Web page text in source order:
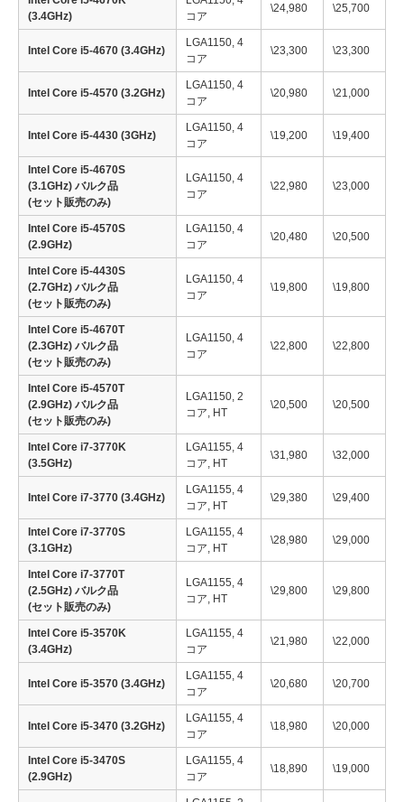
(3.4GHz)
コア
\24,980 \25,700
Intel Core i5-4670 (3.4GHz)
LGA1150, 4
コア
\23,300 \23,300
Intel Core i5-4570 (3.2GHz)
LGA1150, 4
コア
\20,980 \21,000
Intel Core i5-4430 (3GHz)
LGA1150, 4
コア
\19,200 \19,400
Intel Core i5-4670S
(3.1GHz) バルク品
(セット販売のみ)
LGA1150, 4
コア
\22,980 \23,000
Intel Core i5-4570S
(2.9GHz)
LGA1150, 4
コア
\20,480 \20,500
Intel Core i5-4430S
(2.7GHz) バルク品
(セット販売のみ)
LGA1150, 4
コア
\19,800 \19,800
Intel Core i5-4670T
(2.3GHz) バルク品
(セット販売のみ)
LGA1150, 4
コア
\22,800 \22,800
Intel Core i5-4570T
(2.9GHz) バルク品
(セット販売のみ)
LGA1150, 2
コア, HT
\20,500 \20,500
Intel Core i7-3770K
(3.5GHz)
LGA1155, 4
コア, HT
\31,980 \32,000
Intel Core i7-3770 (3.4GHz)
LGA1155, 4
コア, HT
\29,380 \29,400
Intel Core i7-3770S
(3.1GHz)
LGA1155, 4
コア, HT
\28,980 \29,000
Intel Core i7-3770T
(2.5GHz) バルク品
(セット販売のみ)
LGA1155, 4
コア, HT
\29,800 \29,800
Intel Core i5-3570K
(3.4GHz)
LGA1155, 4
コア
\21,980 \22,000
Intel Core i5-3570 (3.4GHz)
LGA1155, 4
コア
\20,680 \20,700
Intel Core i5-3470 (3.2GHz)
LGA1155, 4
コア
\18,980 \20,000
Intel Core i5-3470S
(2.9GHz)
LGA1155, 4
コア
\18,890 \19,000